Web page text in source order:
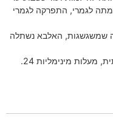
לגמרי, התפרקה לגמרי
שמשגשגות, האלבא נשתלה
מינימליות 24.